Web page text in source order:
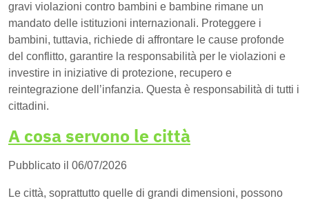
gravi violazioni contro bambini e bambine rimane un
mandato delle istituzioni internazionali. Proteggere i
bambini, tuttavia, richiede di affrontare le cause profonde
del conflitto, garantire la responsabilità per le violazioni e
investire in iniziative di protezione, recupero e
reintegrazione dell’infanzia. Questa è responsabilità di tutti i
cittadini.
A cosa servono le città
Pubblicato il 06/07/2026
Le città, soprattutto quelle di grandi dimensioni, possono